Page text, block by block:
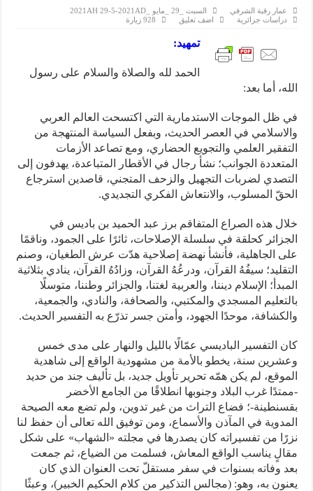
عمار رقبة الشرفي
السبت _29 _مايو _2021AH 29-5-2021AD
دراسات جزائرية
اضف تعليق 928 زيارة
تمهيد:
الحمد لله والصلاة والسلام على رسول
الله، أما بعد:
في ظل الموجات الاستدمارية التي اكتسحت العالم العربي
والاسلامي في العصر الحديث، وبفعل السياسة المنتهجة من
التفقير العلمي والتجويع الحضاري، ومع تصاعد الأزمات
المتعددة الجوانب؛ نشأ رجال في الأقطار المتباعدة، يهدفون إلى
التصدي لضربات التجهيل والزحف المتجني، قاصدين استرجاع
الحقّ المسلوب، والانتعاش الفكري التجديدي.
خلال هذه الصراع المتفاقم برز عبد الحميد بن باديس في
الجزائر كحلقة في سلسلة الإصلاحات، ثائرًا على الجمود، وناقمًا
على الجاهلية، فأنشأ نهضة إصلاحية هدّت عرش الطغيان، وصنم
التقليد؛ سيفُهُ القرآن، ودرعُهُ القرآن، وزادُهُ القرآن، ينادي بثلاثية
المبدأ؛ الإسلام ديننا، والعربية لغتنا، والجزائر وطننا، متوسلًا
بالتعليم المسجدي والمكتبي، والصحافة، والنادي، والجمعية،
والكشافة، موحدًا الجهود، وأمتن جسر تذرّع به التفسير الحديث.
كان التفسير الباديسي عمّالًا بالليل والنهار على مدى خمس
وعشرين سنة، يخطو بالأمة من مشهودية الواقع إلى شاهدية
الموقع، لم يكن همّه تحرير تأويل جديد، بل تأليف جند من حديد
-ممتدًا غرب البلاد وجنوبها انطلاقًا من الجامع الأخضر
بقسنطينة-؛ فضاع التراث من غير تدوين، ولم تضع معه الصيحة
المدوية في المآذن والأسماع، ومن توفيق الله تعالى أن حفظ لنا
نزرًا من تفسيراته كان يصدرها في مجلته «الشهاب» على شكل
مقالٍ يناسب الواقع المعاش، فسلمت من الضياع، ثم جمعت
بعد وفاته بسنوات في سفر مستقلّ تحت العنوان الذي كان
يعنون به، وهو: (مجالس التذكير من كلام الحكيم الخبير)، وعبثًا